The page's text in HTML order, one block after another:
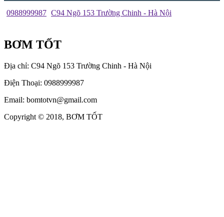
0988999987 C94 Ngõ 153 Trường Chinh - Hà Nội
BƠM TỐT
Địa chỉ: C94 Ngõ 153 Trường Chinh - Hà Nội
Điện Thoại: 0988999987
Email: bomtotvn@gmail.com
Copyright © 2018, BƠM TỐT